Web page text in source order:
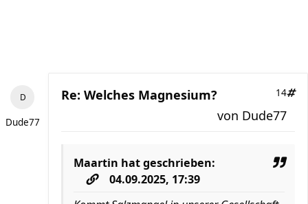
Dude77
Re: Welches Magnesium? 14
von Dude77
Maartin hat geschrieben:
04.09.2025, 17:39